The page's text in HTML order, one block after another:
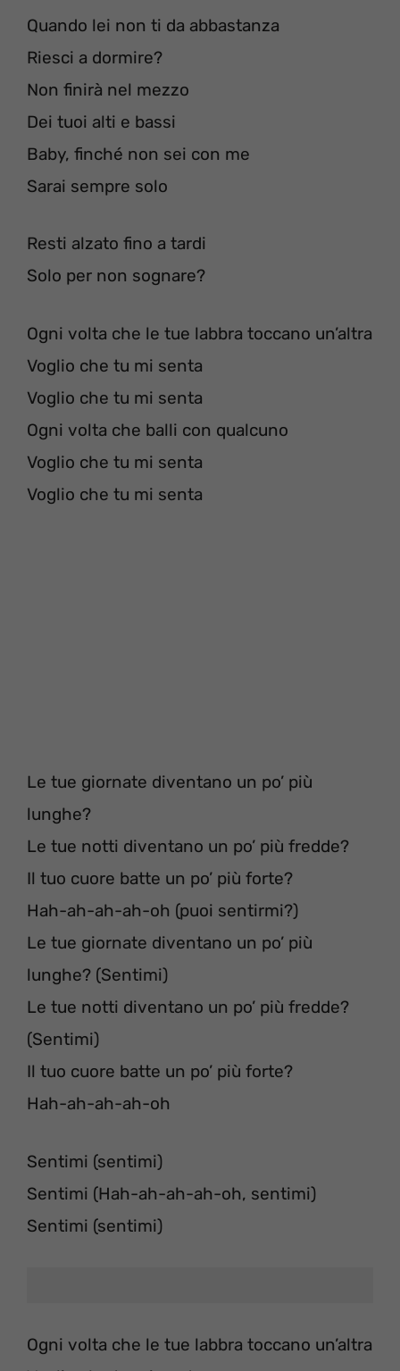
Quando lei non ti da abbastanza
Riesci a dormire?
Non finirà nel mezzo
Dei tuoi alti e bassi
Baby, finché non sei con me
Sarai sempre solo
Resti alzato fino a tardi
Solo per non sognare?
Ogni volta che le tue labbra toccano un’altra
Voglio che tu mi senta
Voglio che tu mi senta
Ogni volta che balli con qualcuno
Voglio che tu mi senta
Voglio che tu mi senta
Le tue giornate diventano un po’ più
lunghe?
Le tue notti diventano un po’ più fredde?
Il tuo cuore batte un po’ più forte?
Hah-ah-ah-ah-oh (puoi sentirmi?)
Le tue giornate diventano un po’ più
lunghe? (Sentimi)
Le tue notti diventano un po’ più fredde?
(Sentimi)
Il tuo cuore batte un po’ più forte?
Hah-ah-ah-ah-oh
Sentimi (sentimi)
Sentimi (Hah-ah-ah-ah-oh, sentimi)
Sentimi (sentimi)
Ogni volta che le tue labbra toccano un’altra